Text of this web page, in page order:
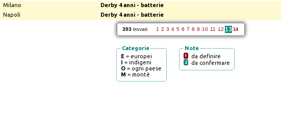
Milano Derby 4 anni - batterie
Napoli Derby 4 anni - batterie
393trovati 1 2 3 4 5 6 7 8 9 10 11 12 13 14
Categorie
E = europei
I = indigeni
O = ogni paese
M = montè
Note
1 da definire
2 da confermare